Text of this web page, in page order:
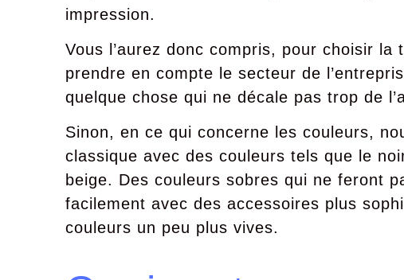
impression.
Vous l’aurez donc compris, pour choisir
prendre en compte le secteur de
quelque chose qui ne décale pas trop de
Sinon, en ce qui concerne les couleurs,
classique avec des couleurs tels que le
beige. Des couleurs sobres qui ne feront
facilement avec des accessoires plus
couleurs un peu plus vives.